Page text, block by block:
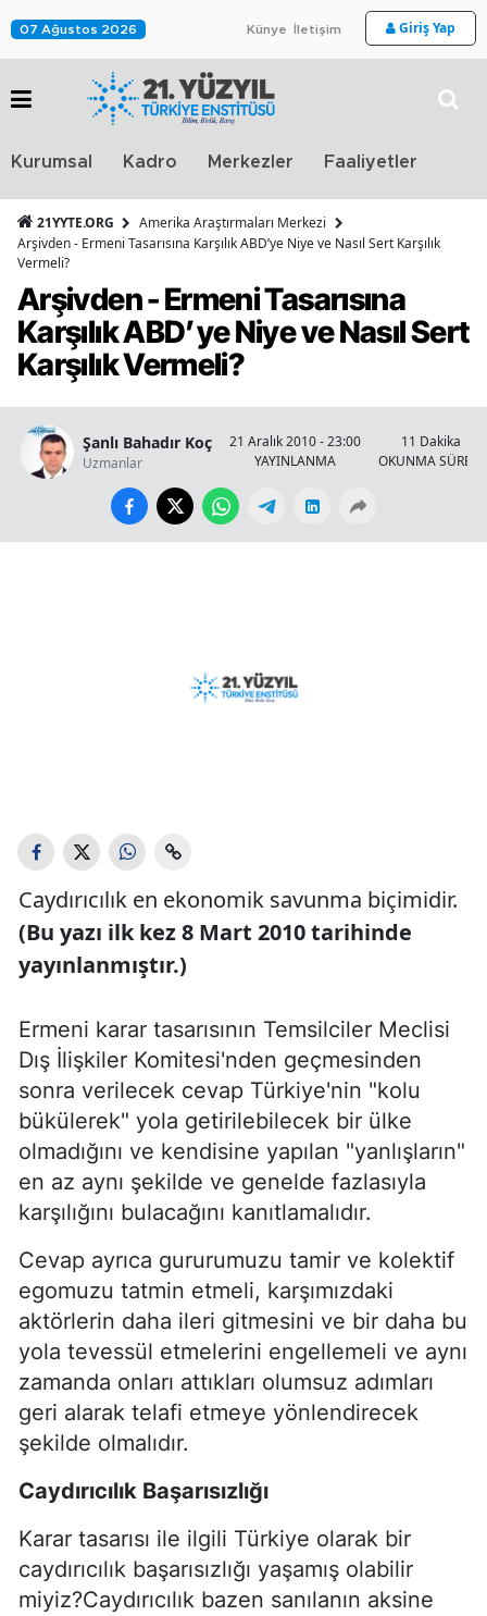
07 Ağustos 2026 Künye İletişim Giriş Yap
Kurumsal Kadro Merkezler Faaliyetler
21YYTE.ORG
Amerika Araştırmaları Merkezi
Arşivden - Ermeni Tasarısına Karşılık ABD’ye Niye ve Nasıl Sert Karşılık
Vermeli?
Arşivden - Ermeni Tasarısına
Karşılık ABD’ye Niye ve Nasıl Sert
Karşılık Vermeli?
Şanlı Bahadır Koç
Uzmanlar
21 Aralık 2010 - 23:00
YAYINLANMA
11 Dakika
OKUNMA SÜRESİ
Caydırıcılık en ekonomik savunma biçimidir.
(Bu yazı ilk kez 8 Mart 2010 tarihinde
yayınlanmıştır.)
Ermeni karar tasarısının Temsilciler Meclisi
Dış İlişkiler Komitesi'nden geçmesinden
sonra verilecek cevap Türkiye'nin "kolu
bükülerek" yola getirilebilecek bir ülke
olmadığını ve kendisine yapılan "yanlışların"
en az aynı şekilde ve genelde fazlasıyla
karşılığını bulacağını kanıtlamalıdır.
Cevap ayrıca gururumuzu tamir ve kolektif
egomuzu tatmin etmeli, karşımızdaki
aktörlerin daha ileri gitmesini ve bir daha bu
yola tevessül etmelerini engellemeli ve aynı
zamanda onları attıkları olumsuz adımları
geri alarak telafi etmeye yönlendirecek
şekilde olmalıdır.
Caydırıcılık Başarısızlığı
Karar tasarısı ile ilgili Türkiye olarak bir
caydırıcılık başarısızlığı yaşamış olabilir
miyiz?Caydırıcılık bazen sanılanın aksine